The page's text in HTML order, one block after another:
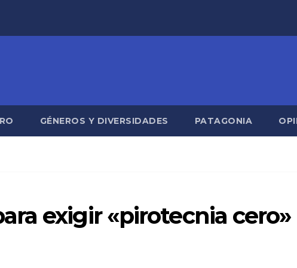
GÉNEROS Y DIVERSIDADES PATAGONIA
exigir «pirotecnia cero»